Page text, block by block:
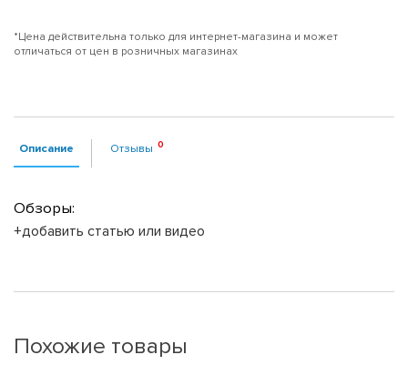
*Цена действительна только для интернет-магазина и может
отличаться от цен в розничных магазинах
Описание Отзывы
Обзоры:
+добавить статью или видео
Похожие товары